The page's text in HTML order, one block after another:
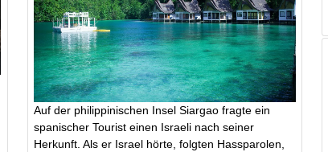
Auf der philippinischen Insel Siargao fragte ein
spanischer Tourist einen Israeli nach seiner
Herkunft. Als er Israel hörte, folgten Hassparolen,